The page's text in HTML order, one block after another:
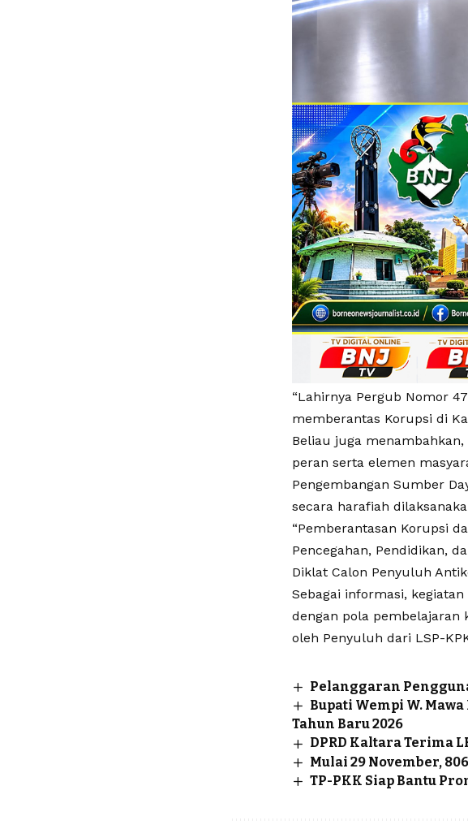
“Lahirnya Pergub Nomor
memberantas Korupsi di
Beliau juga
peran serta elemen
Pengembangan Sumber
secara harafiah
“Pemberantasan Korupsi
Pencegahan, Pendidikan,
Diklat Calon Penyuluh
Sebagai informasi,
dengan pola pembelajaran
oleh Penyuluh dari LSP-
Pelanggaran
Bupati Wempi W.
Tahun Baru 2026
DPRD Kaltara Terima
Mulai 29 November,
TP-PKK Siap Bantu